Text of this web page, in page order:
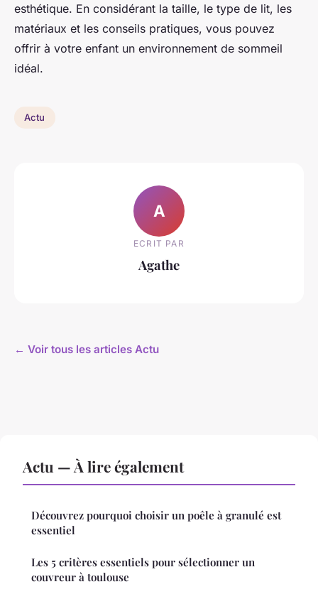
esthétique. En considérant la taille, le type de lit, les
matériaux et les conseils pratiques, vous pouvez
offrir à votre enfant un environnement de sommeil
idéal.
Actu
A
ECRIT PAR
Agathe
← Voir tous les articles Actu
Actu — À lire également
Découvrez pourquoi choisir un poêle à granulé est
essentiel
Les 5 critères essentiels pour sélectionner un
couvreur à toulouse